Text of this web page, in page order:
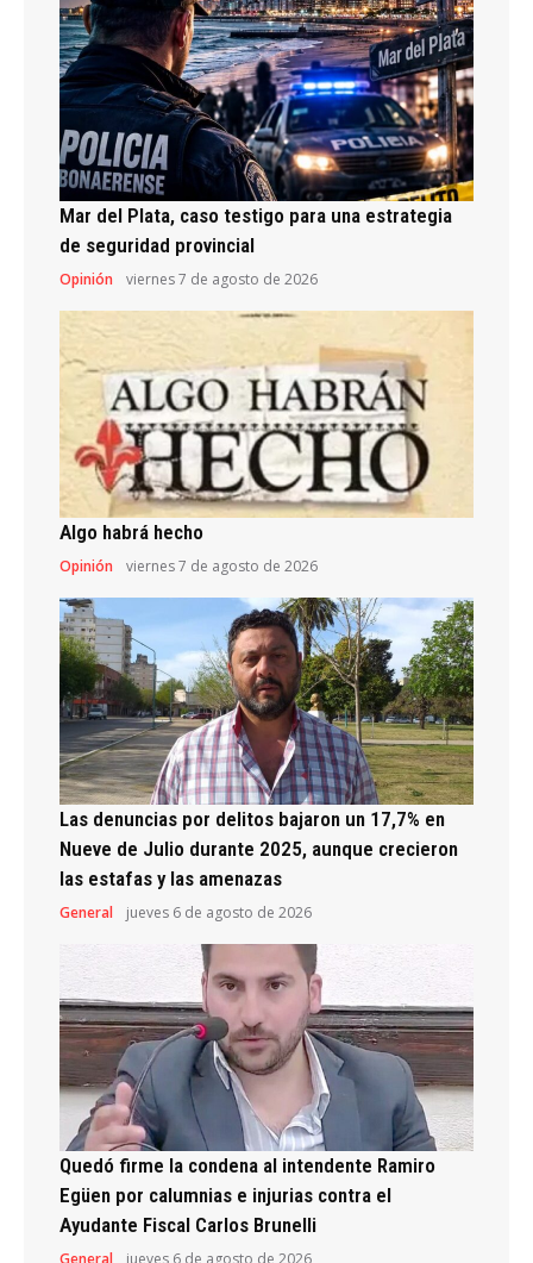
Mar del Plata, caso testigo para una estrategia
de seguridad provincial
Opinión viernes 7 de agosto de 2026
Algo habrá hecho
Opinión viernes 7 de agosto de 2026
Las denuncias por delitos bajaron un 17,7% en
Nueve de Julio durante 2025, aunque crecieron
las estafas y las amenazas
General jueves 6 de agosto de 2026
Quedó firme la condena al intendente Ramiro
Egüen por calumnias e injurias contra el
Ayudante Fiscal Carlos Brunelli